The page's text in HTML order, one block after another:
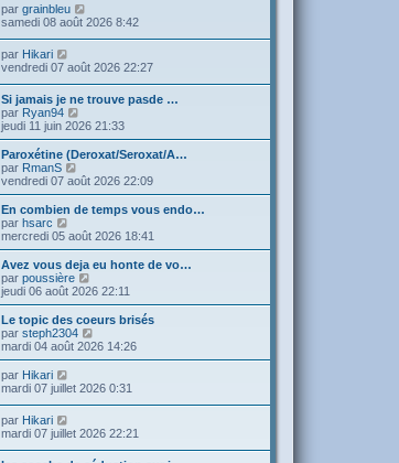
e
r
m
s
s
a
g
e
r
n
i
r
m
e
s
a
g
e
par grainbleu
o
e
d
e
n
i
e
m
e
s
a
samedi 08 août 2026 8:42
par Hikari
o
l
e
d
e
r
n
i
e
r
e
s
s
a
g
e
vendredi 07 août 2026 22:27
Si jamais je ne trouve pasde …
par Ryan94
o
i
r
e
e
r
n
i
r
m
e
s
s
a
g
e
jeudi 11 juin 2026 21:33
Paroxétine (Deroxat/Seroxat/A…
par RmanS
o
i
r
e
e
r
n
i
r
m
e
s
a
g
vendredi 07 août 2026 22:09
En combien de temps vous endo…
par hsarc
o
i
r
l
e
r
n
i
m
e
s
g
mercredi 05 août 2026 18:41
Avez vous deja eu honte de vo…
par poussière
o
i
r
l
e
r
n
i
r
m
jeudi 06 août 2026 22:11
Le topic des coeurs brisés
par steph2304
o
i
l
d
r
n
mardi 04 août 2026 14:26
par Hikari
o
e
d
mardi 07 juillet 2026 0:31
par Hikari
o
r
mardi 07 juillet 2026 22:21